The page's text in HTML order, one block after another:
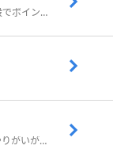
歩いたりアンケート回答など幅広い手段でポイントをゲット
ペットを育ってポイ活しよう！可愛くやりがいがある新感覚アプリ